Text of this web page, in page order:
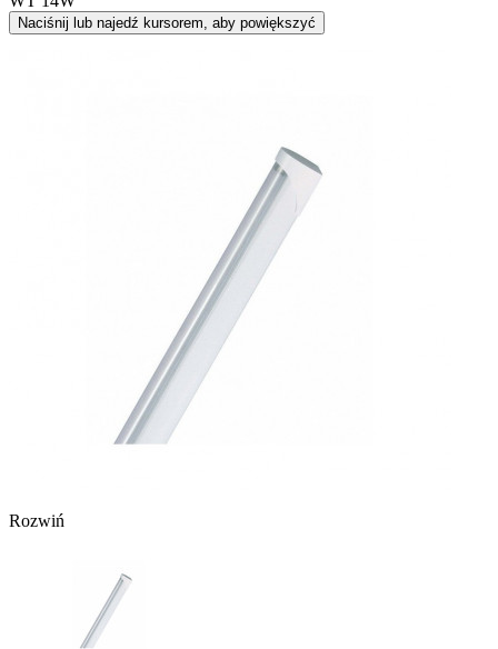
Naciśnij lub najedź kursorem, aby powiększyć
Rozwiń